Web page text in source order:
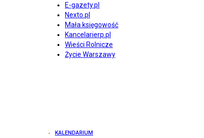
E-gazety.pl
Nexto.pl
Mała księgowość
Kancelarierp.pl
Wieści Rolnicze
Życie Warszawy
KALENDARIUM